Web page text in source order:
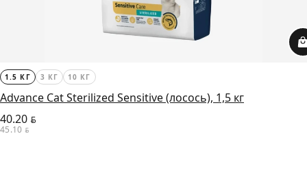
1.5 КГ 3 КГ 10 КГ
Advance Cat Sterilized Sensitive (лосось), 1,5 кг
40.20 BYN
45.10 BYN